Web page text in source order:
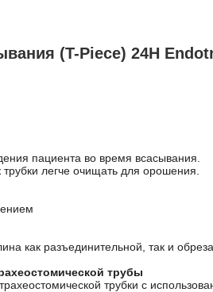
(T-Piece) 24H
пациента во время всасывания.
легче очищать для орошения.
как разъединительной, так и
трубы
трубки с